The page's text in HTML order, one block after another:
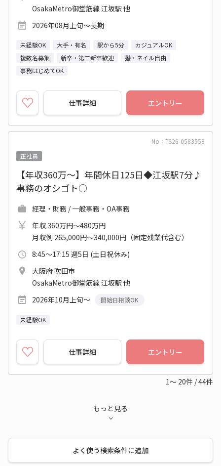
OsakaMetro御堂筋線 江坂駅 他
2026年08月上旬～長期
未経験OK 大手・有名 駅から5分
カジュアルOK
複数名募集
新卒・第二新卒歓迎
髪・ネイル自由
事務はじめてOK
仕事詳細 エントリー
No：TS26-0583558
正社員
【年収360万～】年間休日125日◆江坂駅7分♪
事務のオシゴト○
経理・財務 / 一般事務・OA事務
年収 360万円～480万円
月収例 265,000円～340,000円（固定残業代含む）
8:45～17:15 週5日 (土日祝休み)
大阪府 吹田市
OsakaMetro御堂筋線 江坂駅 他
2026年10月上旬～
開始日相談OK
未経験OK
仕事詳細 エントリー
1～ 20件 /44件
もっと見る
よく使う検索条件に追加